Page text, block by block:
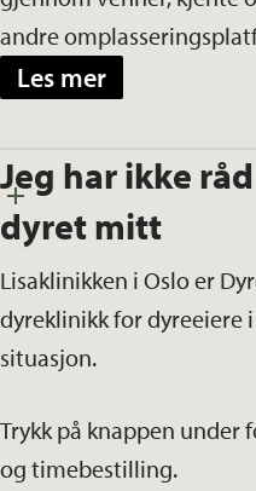
andre
Les mer
Jeg har ikke
dyret mitt
Lisaklinikken i Oslo er
dyreklinikk for dyreeiere
situasjon.
Trykk på knappen under
og timebestilling.